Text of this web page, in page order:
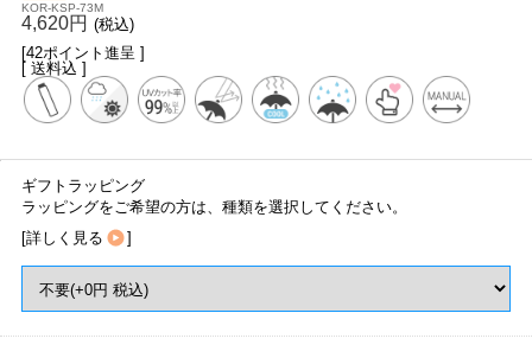
KOR-KSP-73M
4,620円 (税込)
[42ポイント進呈 ]
[ 送料込 ]
ギフトラッピング
ラッピングをご希望の方は、種類を選択してください。
[詳しく見る ]